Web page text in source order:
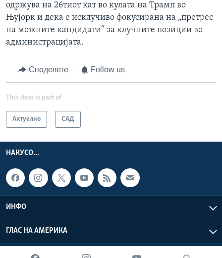
одржува на 26тиот кат во кулата на Трамп во
Њујорк и дека е исклучиво фокусирана на „претрес
на можните кандидати“ за клучните позиции во
администрацијата.
Споделете Follow us
This item is part of
Актуелно САД
НАКУСО...
ИНФО
ГЛАС НА АМЕРИКА